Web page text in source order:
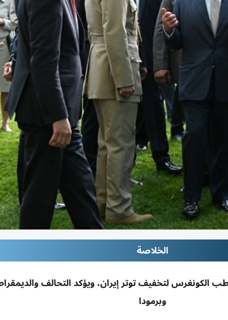
الخلاصة
الكونغرس لتخفيف توتر إيران، ويؤكد التحالف
وبرمودا